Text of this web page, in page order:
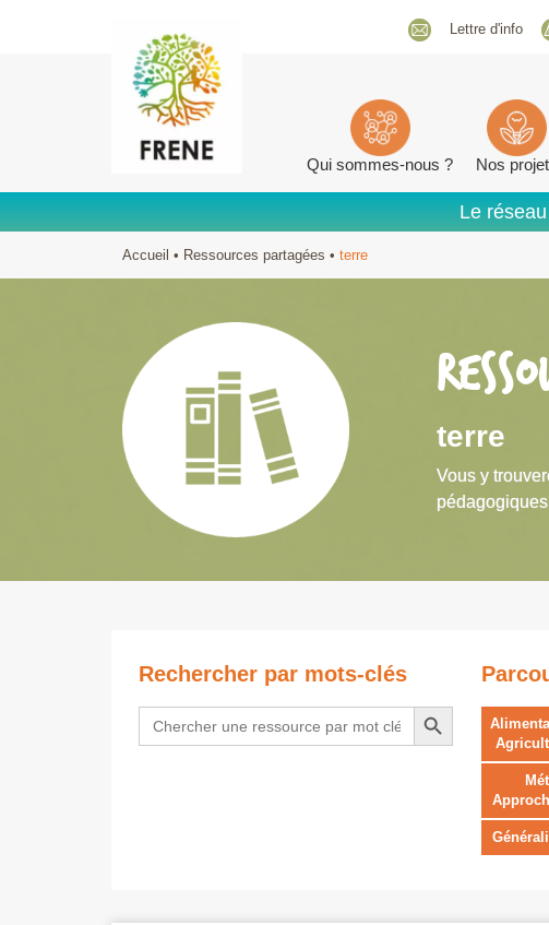
Lettre d'info
Qui sommes-nous ? Nos
Le
Accueil • Ressources partagées • terre
terre
Vous y
Rechercher par mots-clés
Search
for:
Search Button